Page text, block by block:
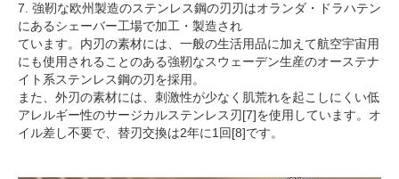
7. 強靭な欧州製造のステンレス鋼の刃刃はオランダ・ドラハテン
にあるシェーバー工場で加工・製造され
ています。内刃の素材には、一般の生活用品に加えて航空宇宙用
にも使用されることのある強靭なスウェーデン生産のオーステナ
イト系ステンレス鋼の刃を採用。
また、外刃の素材には、刺激性が少なく肌荒れを起こしにくい低
アレルギー性のサージカルステンレス刃[7]を使用しています。オ
イル差し不要で、替刃交換は2年に1回[8]です。